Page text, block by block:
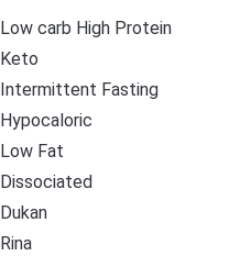
Low carb High Protein
Keto
Intermittent Fasting
Hypocaloric
Low Fat
Dissociated
Dukan
Rina